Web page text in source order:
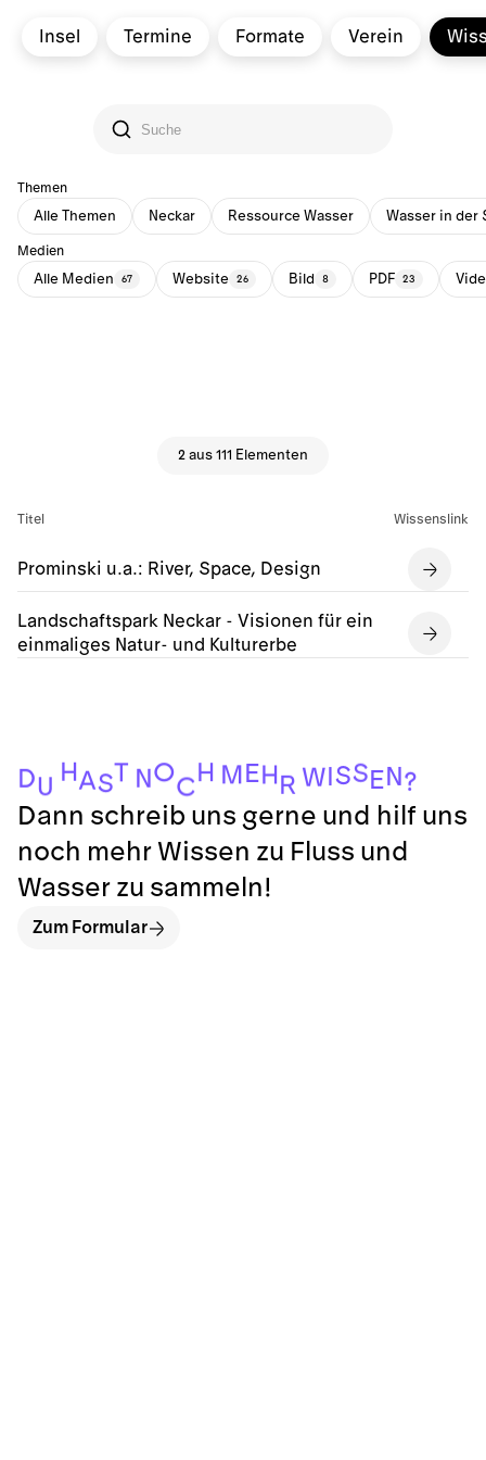
Insel Termine Formate Verein
Themen
Alle Themen Neckar Ressource Wasser Wasser in der
Medien
Alle Medien 67 Website 26 Bild 8 PDF 23
2 aus 111 Elementen
Titel Wissenslink
Prominski u.a.: River, Space, Design
Landschaftspark Neckar - Visionen für ein
einmaliges Natur- und Kulturerbe
DU
HAST N O
C
H M E H R W SS E N ?
Dann schreib uns gerne und hilf uns
noch mehr Wissen zu Fluss und
Wasser zu sammeln!
Zum Formular